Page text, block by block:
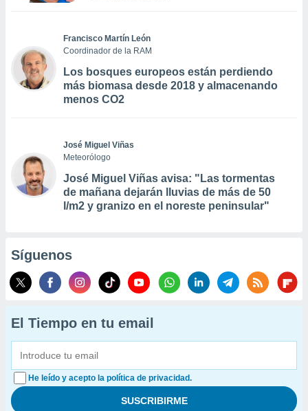
Francisco Martín León
Coordinador de la RAM
Los bosques europeos están perdiendo
más biomasa desde 2018 y almacenando
menos CO2
José Miguel Viñas
Meteorólogo
José Miguel Viñas avisa: "Las tormentas
de mañana dejarán lluvias de más de 50
l/m2 y granizo en el noreste peninsular"
Síguenos
El Tiempo en tu email
He leído y acepto la política de privacidad.